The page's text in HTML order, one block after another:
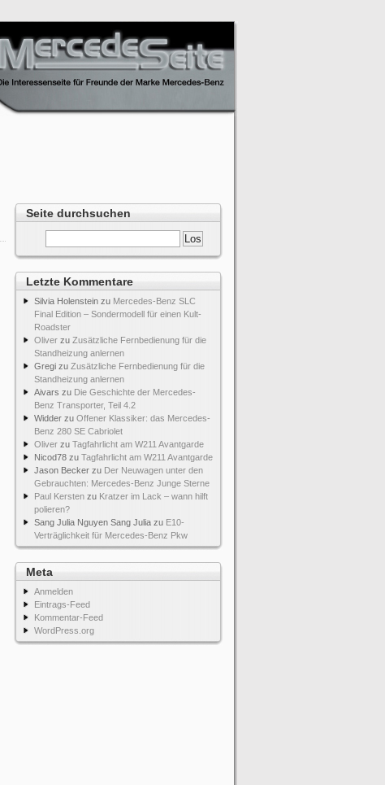
Seite durchsuchen
Letzte Kommentare
Silvia Holenstein zu Mercedes-Benz SLC
Final Edition – Sondermodell für einen Kult-
Roadster
Oliver zu Zusätzliche Fernbedienung für die
Standheizung anlernen
Gregi zu Zusätzliche Fernbedienung für die
Standheizung anlernen
Aivars zu Die Geschichte der Mercedes-
Benz Transporter, Teil 4.2
Widder zu Offener Klassiker: das Mercedes-
Benz 280 SE Cabriolet
Oliver zu Tagfahrlicht am W211 Avantgarde
Nicod78 zu Tagfahrlicht am W211 Avantgarde
Jason Becker zu Der Neuwagen unter den
Gebrauchten: Mercedes-Benz Junge Sterne
Paul Kersten zu Kratzer im Lack – wann hilft
polieren?
Sang Julia Nguyen Sang Julia zu E10-
Verträglichkeit für Mercedes-Benz Pkw
Meta
Anmelden
Eintrags-Feed
Kommentar-Feed
WordPress.org